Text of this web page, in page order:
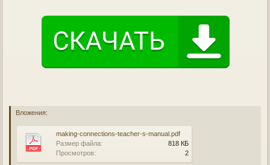
Вложения:
making-connections-teacher-s-manual.pdf
Размер файла:
818 КБ
Просмотров:
2